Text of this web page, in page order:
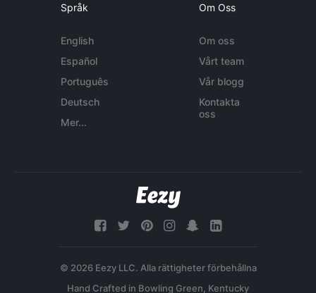
Språk
English
Español
Português
Deutsch
Mer...
Om Oss
Om oss
Vårt team
Vår blogg
Kontakta
oss
© 2026 Eezy LLC. Alla rättigheter förbehållna